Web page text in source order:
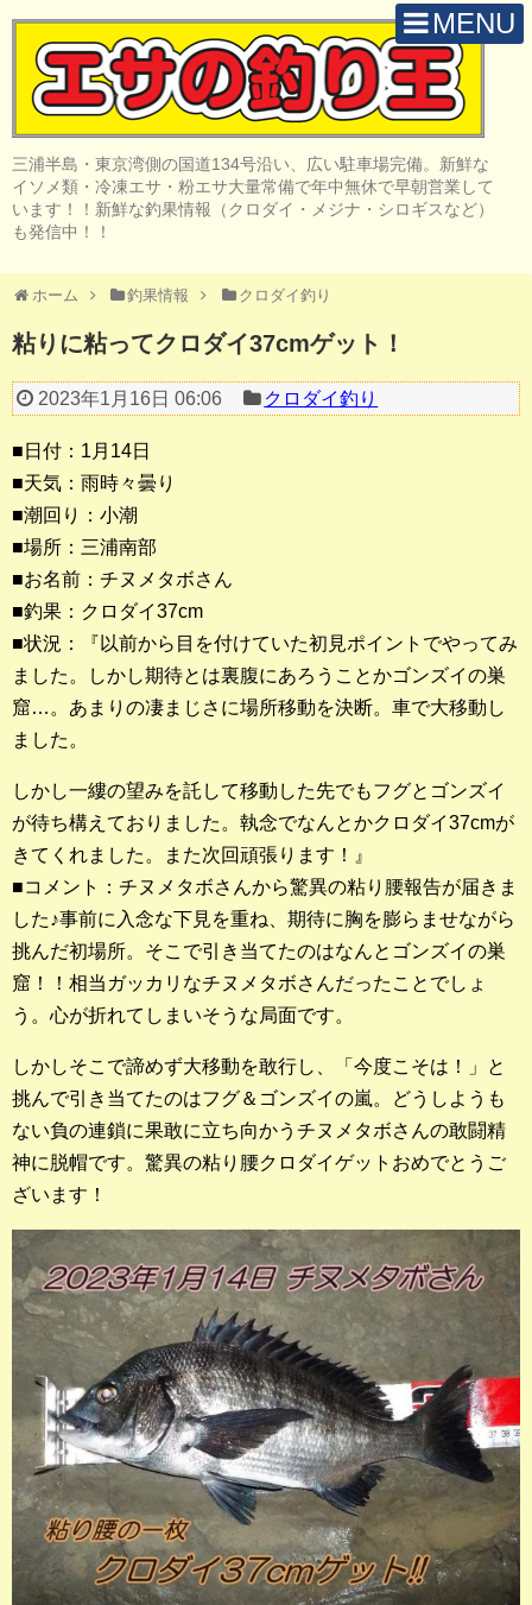
MENU
三浦半島・東京湾側の国道134号沿い、広い駐車場完備。新鮮な
イソメ類・冷凍エサ・粉エサ大量常備で年中無休で早朝営業して
います！！新鮮な釣果情報（クロダイ・メジナ・シロギスなど）
も発信中！！
ホーム 釣果情報 クロダイ釣り
粘りに粘ってクロダイ37cmゲット！
2023年1月16日 06:06 クロダイ釣り
■日付：1月14日
■天気：雨時々曇り
■潮回り：小潮
■場所：三浦南部
■お名前：チヌメタボさん
■釣果：クロダイ37cm
■状況：『以前から目を付けていた初見ポイントでやってみ
ました。しかし期待とは裏腹にあろうことかゴンズイの巣
窟…。あまりの凄まじさに場所移動を決断。車で大移動し
ました。
しかし一縷の望みを託して移動した先でもフグとゴンズイ
が待ち構えておりました。執念でなんとかクロダイ37cmが
きてくれました。また次回頑張ります！』
■コメント：チヌメタボさんから驚異の粘り腰報告が届きま
した♪事前に入念な下見を重ね、期待に胸を膨らませながら
挑んだ初場所。そこで引き当てたのはなんとゴンズイの巣
窟！！相当ガッカリなチヌメタボさんだったことでしょ
う。心が折れてしまいそうな局面です。
しかしそこで諦めず大移動を敢行し、「今度こそは！」と
挑んで引き当てたのはフグ＆ゴンズイの嵐。どうしようも
ない負の連鎖に果敢に立ち向かうチヌメタボさんの敢闘精
神に脱帽です。驚異の粘り腰クロダイゲットおめでとうご
ざいます！
H O M E
取 扱 商 品
釣 果 情 報
陸っぱりルアー
船・ボート釣り
その他の釣り
釣果ランキング
2023年 クロダイ部門
2023年 メジナ部門
歴代釣果ランキング
メジナ部門
シロギス部門
過去の釣果ランキング
ブログ・釣行記
店長釣行記
スタッフ釣行記
釣果投稿フォーム
お問い合わせ